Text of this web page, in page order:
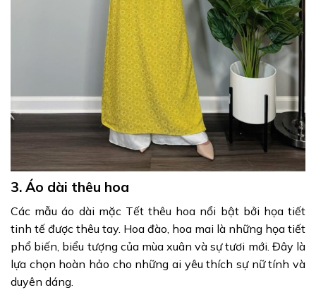
3. Áo dài thêu hoa
Các mẫu áo dài mặc Tết thêu hoa nổi bật bởi họa tiết
tinh tế được thêu tay. Hoa đào, hoa mai là những họa tiết
phổ biến, biểu tượng của mùa xuân và sự tươi mới. Đây là
lựa chọn hoàn hảo cho những ai yêu thích sự nữ tính và
duyên dáng.